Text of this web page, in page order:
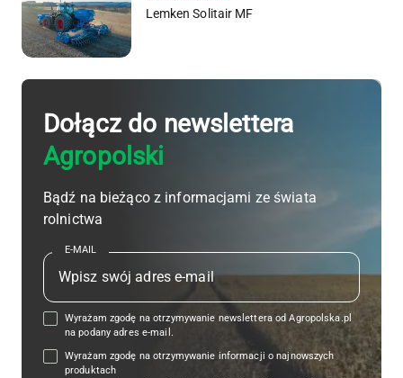
Lemken Solitair MF
Dołącz do newslettera
Agropolski
Bądź na bieżąco z informacjami ze świata
rolnictwa
E-MAIL
Wyrażam zgodę na otrzymywanie newslettera od Agropolska.pl
na podany adres e-mail.
Wyrażam zgodę na otrzymywanie informacji o najnowszych
produktach